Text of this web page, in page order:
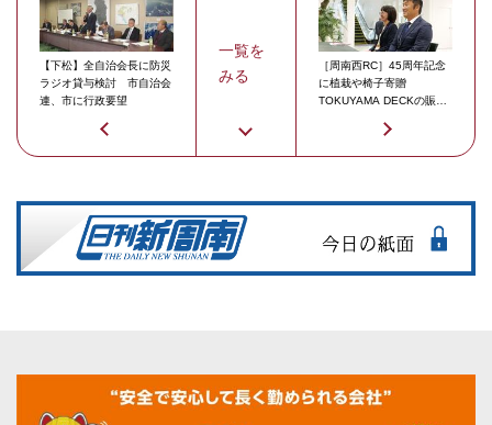
【下松】全自治会長に防災
ラジオ貸与検討 市自治会
連、市に行政要望
一覧を
みる
［周南西RC］45周年記念
に植栽や椅子寄贈
TOKUYAMA DECKの賑わ